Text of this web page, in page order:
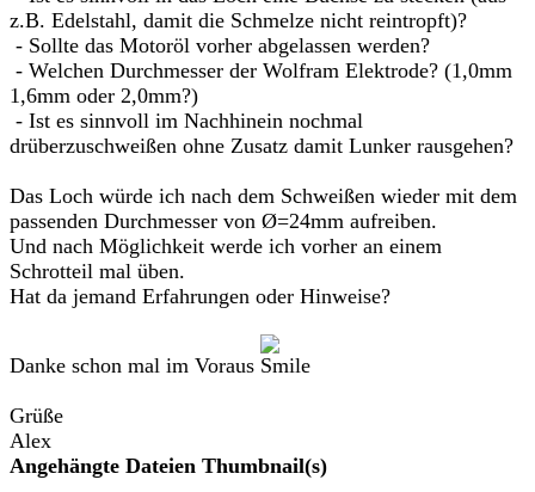
z.B. Edelstahl, damit die Schmelze nicht reintropft)?
- Sollte das Motoröl vorher abgelassen werden?
- Welchen Durchmesser der Wolfram Elektrode? (1,0mm
1,6mm oder 2,0mm?)
- Ist es sinnvoll im Nachhinein nochmal
drüberzuschweißen ohne Zusatz damit Lunker rausgehen?
Das Loch würde ich nach dem Schweißen wieder mit dem
passenden Durchmesser von Ø=24mm aufreiben.
Und nach Möglichkeit werde ich vorher an einem
Schrotteil mal üben.
Hat da jemand Erfahrungen oder Hinweise?
Danke schon mal im Voraus
Grüße
Alex
Angehängte Dateien Thumbnail(s)